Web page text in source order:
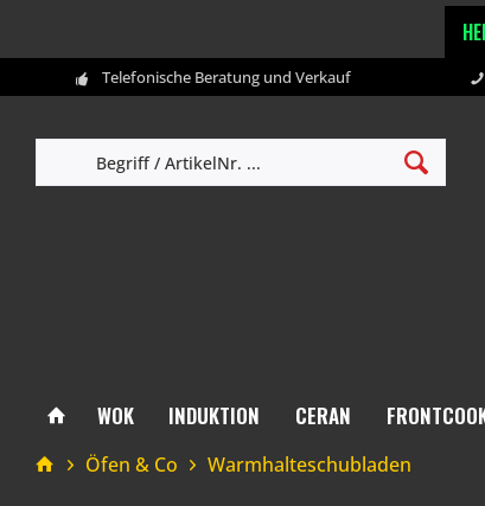
Telefonische Beratung und Verkauf
WOK INDUKTION CERAN
Öfen & Co Warmhalteschubladen